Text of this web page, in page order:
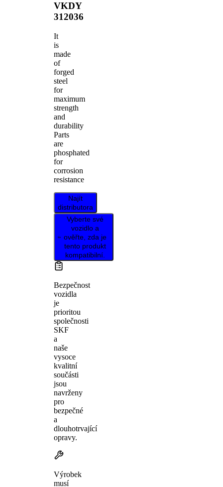
VKDY
312036
It
is
made
of
forged
steel
for
maximum
strength
and
durability
Parts
are
phosphated
for
corrosion
resistance
Najít
distributora
Vyberte své
vozidlo a
ověřte, zda je
tento produkt
kompatibilní.
Bezpečnost
vozidla
je
prioritou
společnosti
SKF
a
naše
vysoce
kvalitní
součásti
jsou
navrženy
pro
bezpečné
a
dlouhotrvající
opravy.
Výrobek
musí